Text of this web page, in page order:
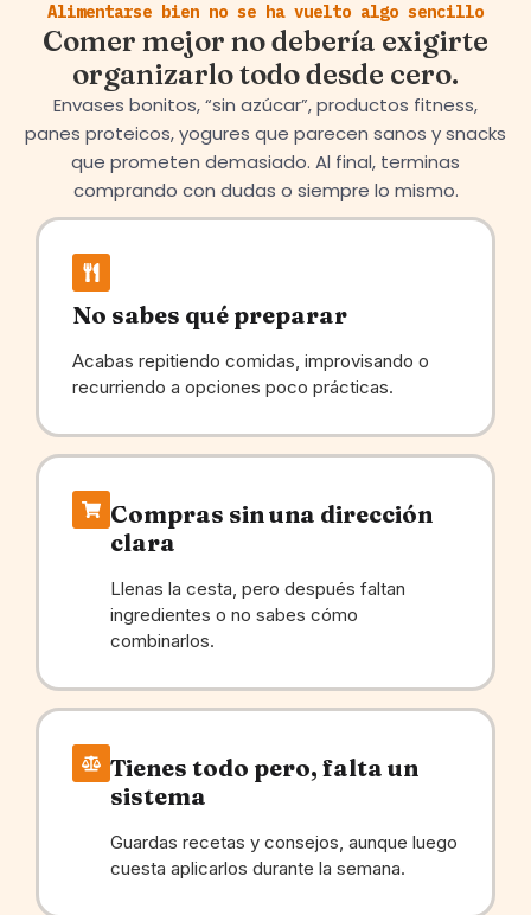
Alimentarse bien no se ha vuelto algo sencillo
Comer mejor no debería exigirte
organizarlo todo desde cero.
Envases bonitos, “sin azúcar”, productos fitness,
panes proteicos, yogures que parecen sanos y snacks
que prometen demasiado. Al final, terminas
comprando con dudas o siempre lo mismo.
No sabes qué preparar
Acabas repitiendo comidas, improvisando o
recurriendo a opciones poco prácticas.
Compras sin una dirección
clara
Llenas la cesta, pero después faltan
ingredientes o no sabes cómo
combinarlos.
Tienes todo pero, falta un
sistema
Guardas recetas y consejos, aunque luego
cuesta aplicarlos durante la semana.